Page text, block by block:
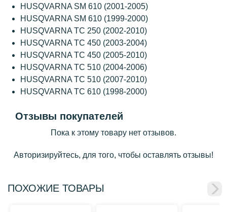
HUSQVARNA SM 610 (2001-2005)
HUSQVARNA SM 610 (1999-2000)
HUSQVARNA TC 250 (2002-2010)
HUSQVARNA TC 450 (2003-2004)
HUSQVARNA TC 450 (2005-2010)
HUSQVARNA TC 510 (2004-2006)
HUSQVARNA TC 510 (2007-2010)
HUSQVARNA TC 610 (1998-2000)
Отзывы покупателей
Пока к этому товару нет отзывов.
Авторизируйтесь, для того, чтобы оставлять отзывы!
ПОХОЖИЕ ТОВАРЫ